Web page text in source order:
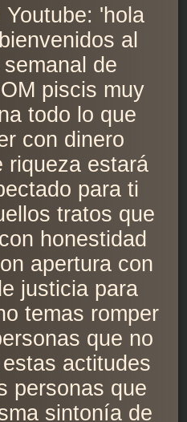
'hola
al
de
piscis muy
todo lo que
con dinero
riqueza estará
para ti
tratos que
honestidad
apertura con
justicia para
temas romper
que no
actitudes
personas que
sintonía de